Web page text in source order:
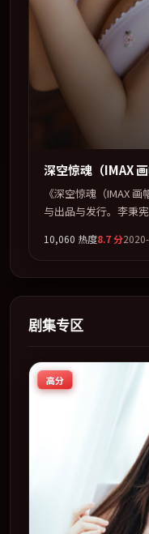
深空惊魂（IMAX 画
《深空惊魂（IMAX
与出品与发行。李秉
上的共情力。全片以
同步亮相，2020 年度
与人物弧光的观众完
10,060 热度8.7分
剧集专区
高分